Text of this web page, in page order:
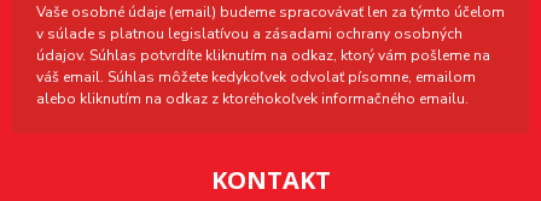
Vaše osobné údaje (email) budeme spracovávať len za týmto účelom
v súlade s platnou legislatívou a zásadami ochrany osobných
údajov. Súhlas potvrdíte kliknutím na odkaz, ktorý vám pošleme na
váš email. Súhlas môžete kedykoľvek odvolať písomne, emailom
alebo kliknutím na odkaz z ktoréhokoľvek informačného emailu.
KONTAKT